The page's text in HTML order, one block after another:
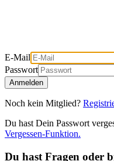
E-Mail
Passwort
Anmelden
Noch kein Mitglied?
Du hast Dein Passwort
Vergessen-Funktion.
Du hast Fragen oder